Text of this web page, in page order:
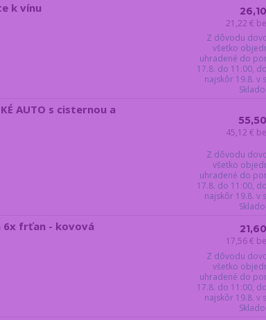
k vínu
21,22 €
Z dôvodu
všetko
uhradené do
17.8. do 11:00,
najskôr 19.8. v
AUTO s cisternou a
45,12 €
Z dôvodu
všetko
uhradené do
17.8. do 11:00,
najskôr 19.8. v
6x frťan - kovová
17,56 €
Z dôvodu
všetko
uhradené do
17.8. do 11:00,
najskôr 19.8. v